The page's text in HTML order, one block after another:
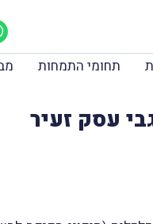
תחומי התמחות
עסק זעיר